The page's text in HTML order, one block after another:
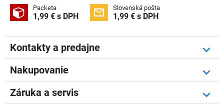
 Packeta
1,99 € s DPH  Slovenská pošta
1,99 € s DPH
Kontakty a predajne
Nakupovanie
Záruka a servis